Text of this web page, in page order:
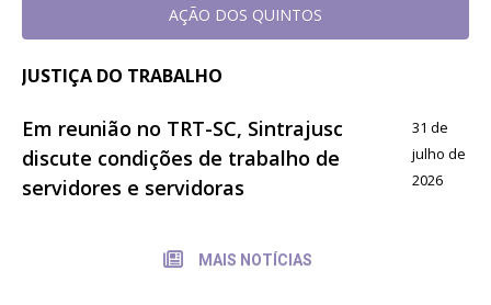
AÇÃO DOS QUINTOS
JUSTIÇA DO TRABALHO
Em reunião no TRT-SC, Sintrajusc
discute condições de trabalho de
servidores e servidoras
31 de
julho de
2026
MAIS NOTÍCIAS